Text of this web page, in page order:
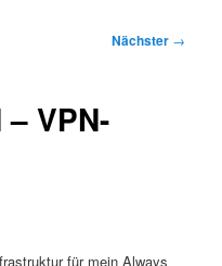
Nächster →
VPN-
für mein Always